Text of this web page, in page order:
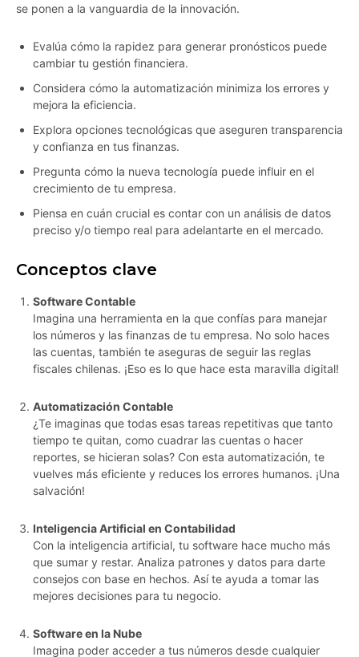
se ponen a la vanguardia de la innovación.
Evalúa cómo la rapidez para generar pronósticos puede
cambiar tu gestión financiera.
Considera cómo la automatización minimiza los errores y
mejora la eficiencia.
Explora opciones tecnológicas que aseguren transparencia
y confianza en tus finanzas.
Pregunta cómo la nueva tecnología puede influir en el
crecimiento de tu empresa.
Piensa en cuán crucial es contar con un análisis de datos
preciso y/o tiempo real para adelantarte en el mercado.
Conceptos clave
Software Contable
Imagina una herramienta en la que confías para manejar
los números y las finanzas de tu empresa. No solo haces
las cuentas, también te aseguras de seguir las reglas
fiscales chilenas. ¡Eso es lo que hace esta maravilla digital!
Automatización Contable
¿Te imaginas que todas esas tareas repetitivas que tanto
tiempo te quitan, como cuadrar las cuentas o hacer
reportes, se hicieran solas? Con esta automatización, te
vuelves más eficiente y reduces los errores humanos. ¡Una
salvación!
Inteligencia Artificial en Contabilidad
Con la inteligencia artificial, tu software hace mucho más
que sumar y restar. Analiza patrones y datos para darte
consejos con base en hechos. Así te ayuda a tomar las
mejores decisiones para tu negocio.
Software en la Nube
Imagina poder acceder a tus números desde cualquier